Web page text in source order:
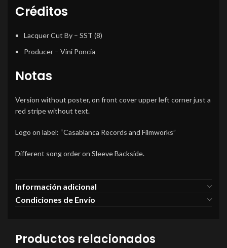
Créditos
Lacquer Cut By – SST (8)
Producer – Vini Poncia
Notas
Version without poster, on front cover upper left corner just a
red stripe without text.
Logo on label: “Casablanca Records and Filmworks”
Different song order on Sleeve Backside.
Información adicional
Condiciones de Envío
Productos relacionados